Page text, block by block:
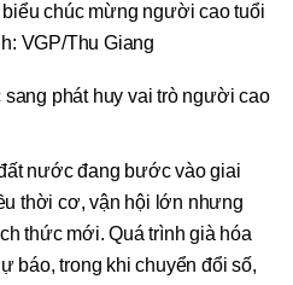
chúc mừng người cao tuổi
VGP/Thu Giang
phát huy vai trò người cao
nước đang bước vào giai
thời cơ, vận hội lớn nhưng
thức mới. Quá trình già hóa
báo, trong khi chuyển đổi số,